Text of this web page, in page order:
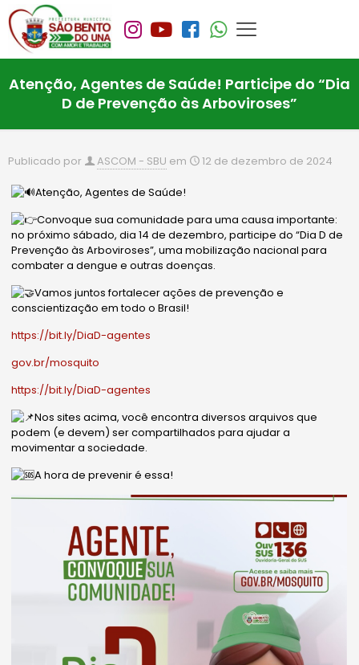
Atenção, Agentes de Saúde! Participe do “Dia
D de Prevenção às Arboviroses”
Publicado por ASCOM - SBU em 12 de dezembro de 2024
Atenção, Agentes de Saúde!
Convoque sua comunidade para uma causa importante:
no próximo sábado, dia 14 de dezembro, participe do “Dia D de
Prevenção às Arboviroses”, uma mobilização nacional para
combater a dengue e outras doenças.
Vamos juntos fortalecer ações de prevenção e
conscientização em todo o Brasil!
https://bit.ly/DiaD-agentes
gov.br/mosquito
https://bit.ly/DiaD-agentes
Nos sites acima, você encontra diversos arquivos que
podem (e devem) ser compartilhados para ajudar a
movimentar a sociedade.
A hora de prevenir é essa!